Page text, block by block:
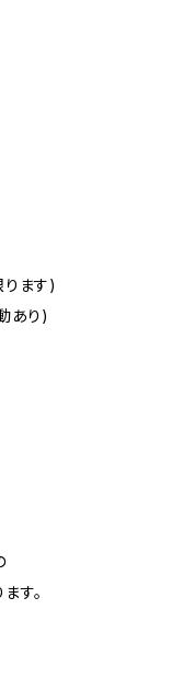
ます)
あり)
す。